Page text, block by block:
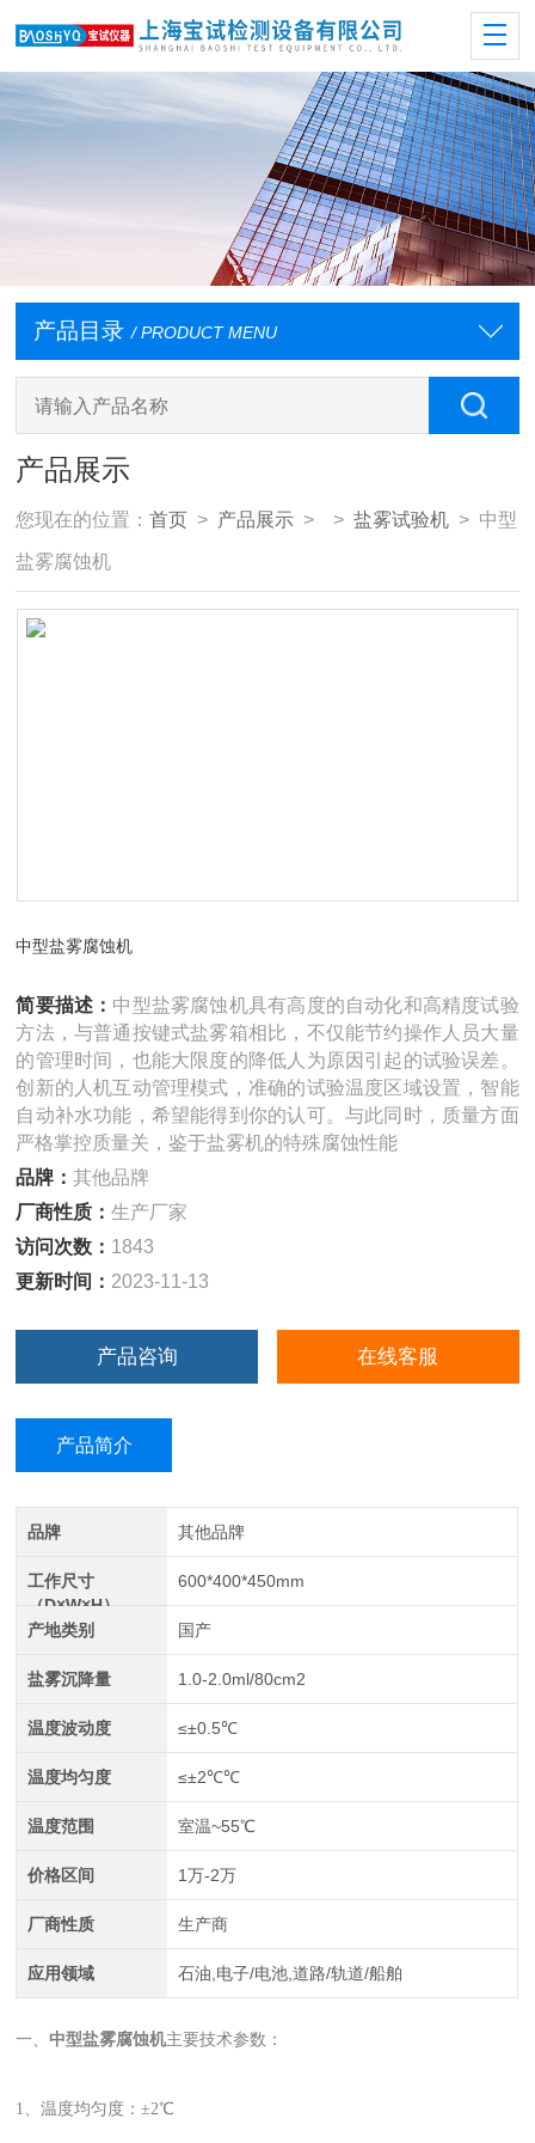
产品目录 / PRODUCT MENU
产品展示
您现在的位置：首页 > 产品展示 > >盐雾试验机 > 中型
盐雾腐蚀机
中型盐雾腐蚀机
简要描述： 中型盐雾腐蚀机具有高度的自动化和高精度试验
方法，与普通按键式盐雾箱相比，不仅能节约操作人员大量
的管理时间，也能大限度的降低人为原因引起的试验误差。
创新的人机互动管理模式，准确的试验温度区域设置，智能
自动补水功能，希望能得到你的认可。与此同时，质量方面
严格掌控质量关，鉴于盐雾机的特殊腐蚀性能
品牌：其他品牌
厂商性质：生产厂家
访问次数： 1843
更新时间： 2023-11-13
产品咨询 在线客服
产品简介
品牌 其他品牌
工作尺寸
（D×W×H）
600*400*450mm
产地类别 国产
盐雾沉降量 1.0-2.0ml/80cm2
温度波动度 ≤±0.5℃
温度均匀度 ≤±2℃℃
温度范围 室温~55℃
价格区间 1万-2万
厂商性质 生产商
应用领域 石油,电子/电池,道路/轨道/船舶
一、中型盐雾腐蚀机主要技术参数：
1、温度均匀度：±2℃